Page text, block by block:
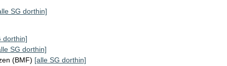
SG dorthin]
dorthin]
SG dorthin]
(BMF) [alle SG dorthin]